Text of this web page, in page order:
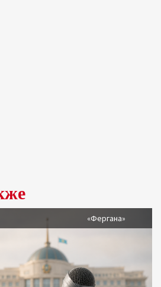
«Фергана»